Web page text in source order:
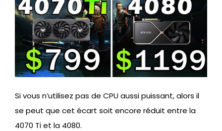
Si vous n’utilisez pas de CPU aussi puissant, alors il
se peut que cet écart soit encore réduit entre la
4070 Ti et la 4080.